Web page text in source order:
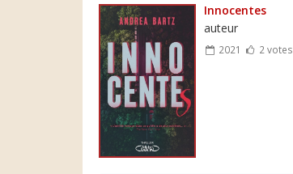
Innocentes
auteur
2021 2 votes